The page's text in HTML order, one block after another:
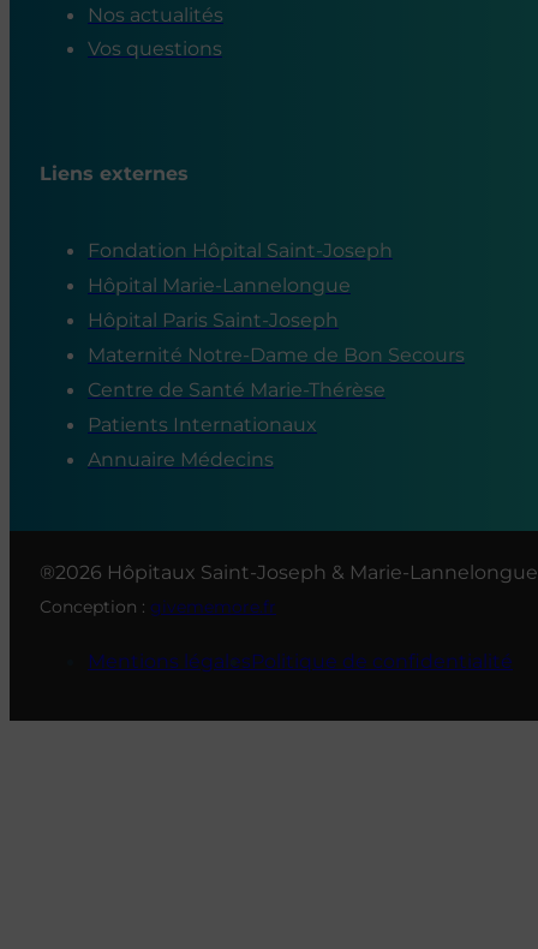
Nos actualités
Vos questions
Liens externes
Fondation Hôpital Saint-Joseph
Hôpital Marie-Lannelongue
Hôpital Paris Saint-Joseph
Maternité Notre-Dame de Bon Secours
Centre de Santé Marie-Thérèse
Patients Internationaux
Annuaire Médecins
®2026 Hôpitaux Saint-Joseph & Marie-Lannelongue
Conception : givememore.fr
Mentions légalesPolitique de confidentialité